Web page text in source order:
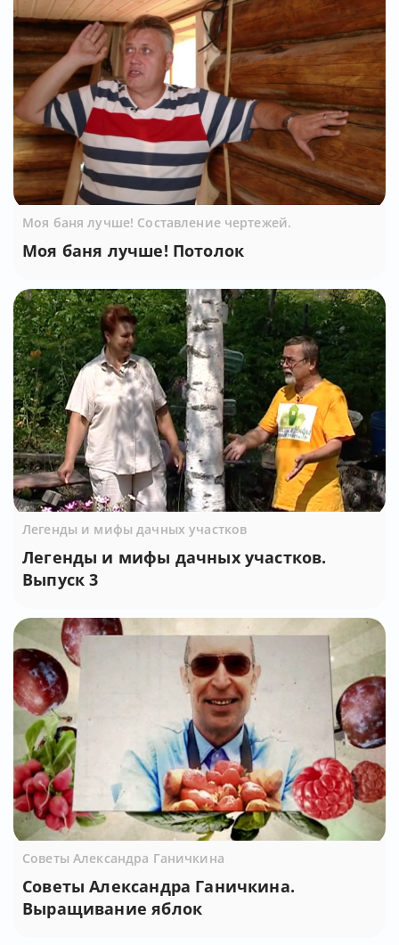
Моя баня лучше! Составление чертежей.
Моя баня лучше! Потолок
Легенды и мифы дачных участков
Легенды и мифы дачных участков.
Выпуск 3
Советы Александра Ганичкина
Советы Александра Ганичкина.
Выращивание яблок